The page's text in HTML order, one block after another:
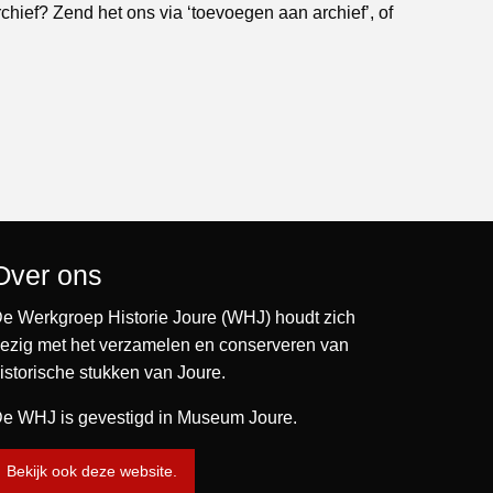
Zend het ons via ‘toevoegen aan archief’, of
ons
Werkgroep Historie Joure (WHJ) houdt zich
met het verzamelen en conserveren van
stukken van Joure.
WHJ is gevestigd in Museum Joure.
Bekijk ook deze website.